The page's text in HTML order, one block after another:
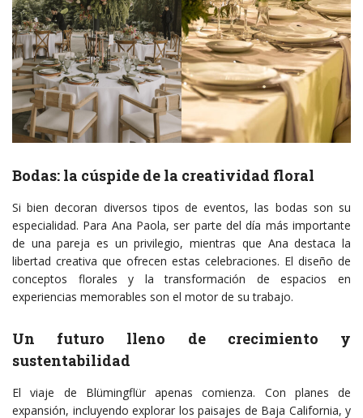
Bodas: la cúspide de la creatividad floral
Si bien decoran diversos tipos de eventos, las bodas son su
especialidad. Para Ana Paola, ser parte del día más importante
de una pareja es un privilegio, mientras que Ana destaca la
libertad creativa que ofrecen estas celebraciones. El diseño de
conceptos florales y la transformación de espacios en
experiencias memorables son el motor de su trabajo.
Un futuro lleno de crecimiento y
sustentabilidad
El viaje de Blümingflür apenas comienza. Con planes de
expansión, incluyendo explorar los paisajes de Baja California, y